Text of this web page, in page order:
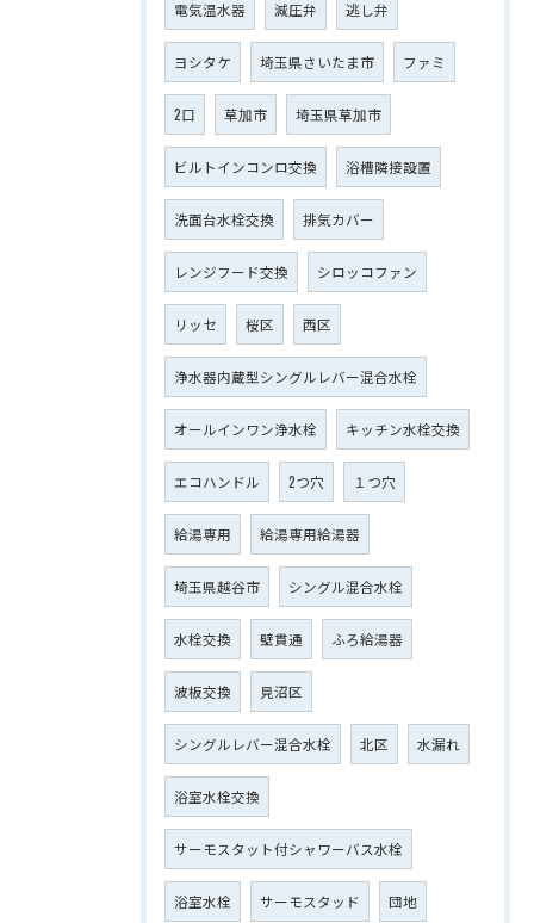
電気温水器 減圧弁 逃し弁
ヨシタケ 埼玉県さいたま市 ファミ
2口 草加市 埼玉県草加市
ビルトインコンロ交換 浴槽隣接設置
洗面台水栓交換 排気カバー
レンジフード交換 シロッコファン
リッセ 桜区 西区
浄水器内蔵型シングルレバー混合水栓
オールインワン浄水栓 キッチン水栓交換
エコハンドル 2つ穴 １つ穴
給湯専用 給湯専用給湯器
埼玉県越谷市 シングル混合水栓
水栓交換 壁貫通 ふろ給湯器
波板交換 見沼区
シングルレバー混合水栓 北区 水漏れ
浴室水栓交換
サーモスタット付シャワーバス水栓
浴室水栓 サーモスタッド 団地